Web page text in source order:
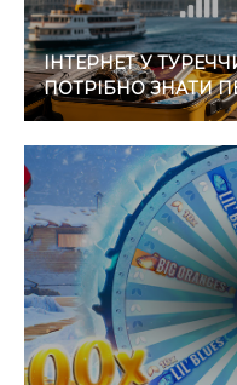
ІНТЕРНЕТ У
ПОТРІБНО ЗНАТИ